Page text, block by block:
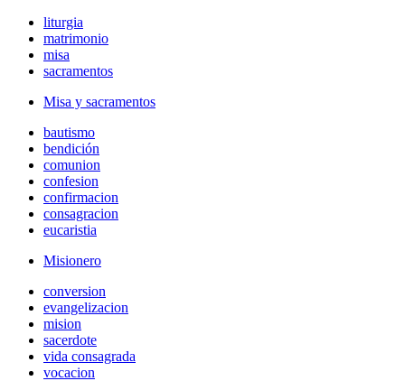
liturgia
matrimonio
misa
sacramentos
Misa y sacramentos
bautismo
bendición
comunion
confesion
confirmacion
consagracion
eucaristia
Misionero
conversion
evangelizacion
mision
sacerdote
vida consagrada
vocacion